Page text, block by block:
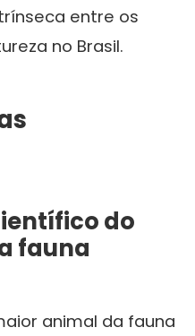
entre os
no Brasil.
do
fauna
animal da fauna